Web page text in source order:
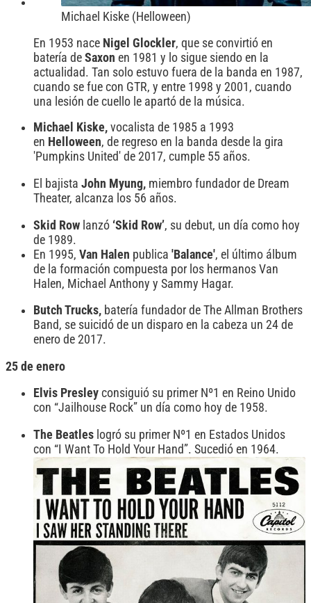
Michael Kiske (Helloween)
En 1953 nace Nigel Glockler, que se convirtió en
batería de Saxon en 1981 y lo sigue siendo en la
actualidad. Tan solo estuvo fuera de la banda en 1987,
cuando se fue con GTR, y entre 1998 y 2001, cuando
una lesión de cuello le apartó de la música.
Michael Kiske, vocalista de 1985 a 1993
en Helloween, de regreso en la banda desde la gira
'Pumpkins United' de 2017, cumple 55 años.
El bajista John Myung, miembro fundador de Dream
Theater, alcanza los 56 años.
Skid Row lanzó ‘Skid Row’, su debut, un día como hoy
de 1989.
En 1995, Van Halen publica 'Balance', el último álbum
de la formación compuesta por los hermanos Van
Halen, Michael Anthony y Sammy Hagar.
Butch Trucks, batería fundador de The Allman Brothers
Band, se suicidó de un disparo en la cabeza un 24 de
enero de 2017.
25 de enero
Elvis Presley consiguió su primer Nº1 en Reino Unido
con “Jailhouse Rock” un día como hoy de 1958.
The Beatles logró su primer Nº1 en Estados Unidos
con “I Want To Hold Your Hand”. Sucedió en 1964.